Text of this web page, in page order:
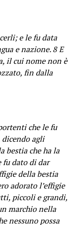
e le fu data
e nazione. 8 E
il cui nome non è
fin dalla
che le fu
dicendo agli
bestia che ha la
fu dato di dar
della bestia
adorato l’effigie
piccoli e grandi,
marchio nella
nessuno possa